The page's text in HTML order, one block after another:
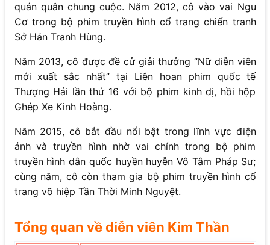
quán quân chung cuộc. Năm 2012, cô vào vai Ngu
Cơ trong bộ phim truyền hình cổ trang chiến tranh
Sở Hán Tranh Hùng.
Năm 2013, cô được đề cử giải thưởng “Nữ diễn viên
mới xuất sắc nhất” tại Liên hoan phim quốc tế
Thượng Hải lần thứ 16 với bộ phim kinh dị, hồi hộp
Ghép Xe Kinh Hoàng.
Năm 2015, cô bắt đầu nổi bật trong lĩnh vực điện
ảnh và truyền hình nhờ vai chính trong bộ phim
truyền hình dân quốc huyền huyễn Vô Tâm Pháp Sư;
cùng năm, cô còn tham gia bộ phim truyền hình cổ
trang võ hiệp Tần Thời Minh Nguyệt.
Tổng quan về diễn viên Kim Thần